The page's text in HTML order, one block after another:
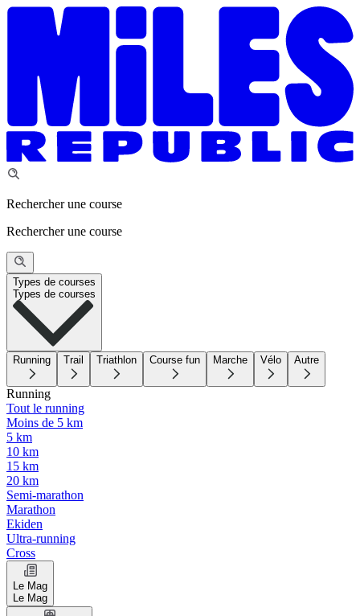
Rechercher une course
Rechercher une course
Types de courses
Types de courses
Running Trail Triathlon Course fun Marche Vélo Autre
Running
Tout le running
Moins de 5 km
5 km
10 km
15 km
20 km
Semi-marathon
Marathon
Ekiden
Ultra-running
Cross
Le Mag
Le Mag